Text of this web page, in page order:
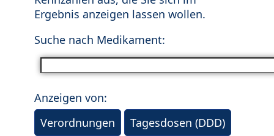
Ergebnis anzeigen lassen wollen.
Suche nach Medikament:
Anzeigen von:
Verordnungen
Tagesdosen (DDD)